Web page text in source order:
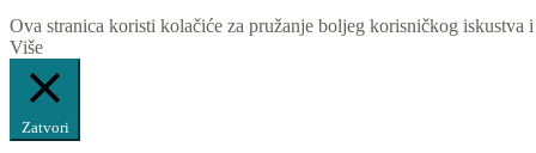
Ova stranica koristi kolačiće za pružanje boljeg korisničkog iskustva
Više
Zatvori